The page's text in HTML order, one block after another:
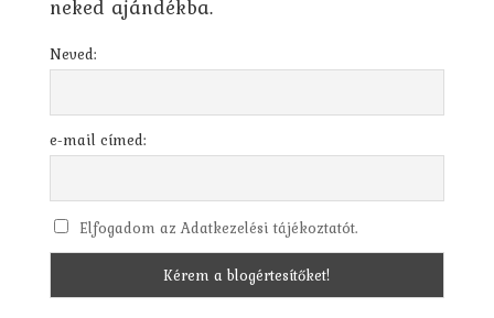
neked ajándékba.
Neved:
e-mail címed:
Elfogadom az Adatkezelési tájékoztatót.